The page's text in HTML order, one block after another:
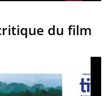
du film